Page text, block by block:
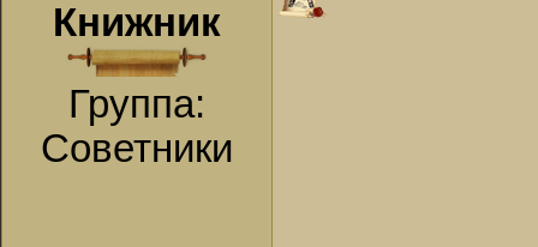
Книжник
Группа:
Советники